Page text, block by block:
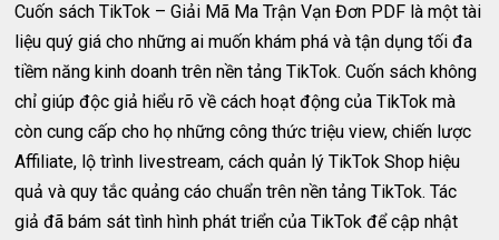
Cuốn sách TikTok – Giải Mã Ma Trận Vạn Đơn PDF là một tài
liệu quý giá cho những ai muốn khám phá và tận dụng tối đa
tiềm năng kinh doanh trên nền tảng TikTok. Cuốn sách không
chỉ giúp độc giả hiểu rõ về cách hoạt động của TikTok mà
còn cung cấp cho họ những công thức triệu view, chiến lược
Affiliate, lộ trình livestream, cách quản lý TikTok Shop hiệu
quả và quy tắc quảng cáo chuẩn trên nền tảng TikTok. Tác
giả đã bám sát tình hình phát triển của TikTok để cập nhật